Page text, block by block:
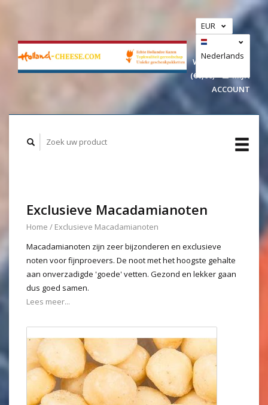
EUR
GBP
USD
Nederlands
Deutsch
WINKELWAGEN
(€0,00)
MIJN
ACCOUNT
Exclusieve Macadamianoten
Home / Exclusieve Macadamianoten
Macadamianoten zijn zeer bijzonderen en exclusieve
noten voor fijnproevers. De noot met het hoogste gehalte
aan onverzadigde 'goede' vetten. Gezond en lekker gaan
dus goed samen.
Lees meer...